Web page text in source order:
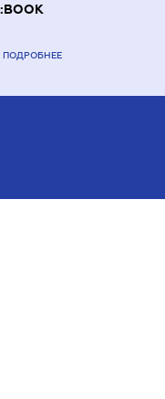
ПОДРОБНЕЕ